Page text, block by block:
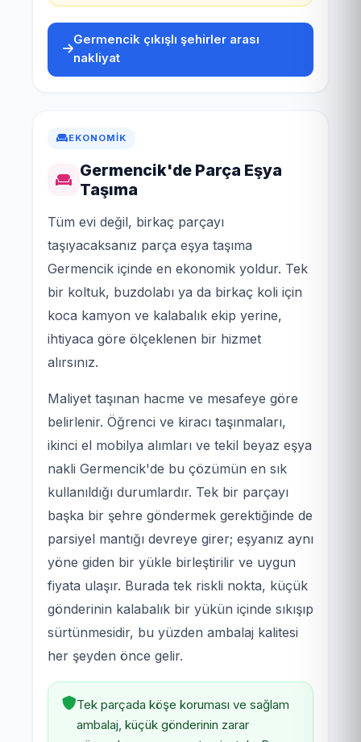
Germencik çıkışlı şehirler arası
nakliyat
EKONOMIK
Germencik'de Parça Eşya
Taşıma
Tüm evi değil, birkaç parçayı
taşıyacaksanız parça eşya taşıma
Germencik içinde en ekonomik yoldur. Tek
bir koltuk, buzdolabı ya da birkaç koli için
koca kamyon ve kalabalık ekip yerine,
ihtiyaca göre ölçeklenen bir hizmet
alırsınız.
Maliyet taşınan hacme ve mesafeye göre
belirlenir. Öğrenci ve kiracı taşınmaları,
ikinci el mobilya alımları ve tekil beyaz eşya
nakli Germencik'de bu çözümün en sık
kullanıldığı durumlardır. Tek bir parçayı
başka bir şehre göndermek gerektiğinde de
parsiyel mantığı devreye girer; eşyanız aynı
yöne giden bir yükle birleştirilir ve uygun
fiyata ulaşır. Burada tek riskli nokta, küçük
gönderinin kalabalık bir yükün içinde sıkışıp
sürtünmesidir, bu yüzden ambalaj kalitesi
her şeyden önce gelir.
Tek parçada köşe koruması ve sağlam
ambalaj, küçük gönderinin zarar